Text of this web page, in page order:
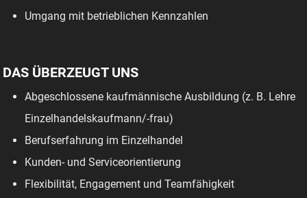
Umgang mit betrieblichen Kennzahlen
DAS ÜBERZEUGT UNS
Abgeschlossene kaufmännische Ausbildung (z. B. Lehre
Einzelhandelskaufmann/-frau)
Berufserfahrung im Einzelhandel
Kunden- und Serviceorientierung
Flexibilität, Engagement und Teamfähigkeit